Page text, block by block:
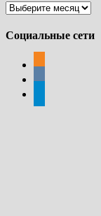
Архивы
Социальные сети